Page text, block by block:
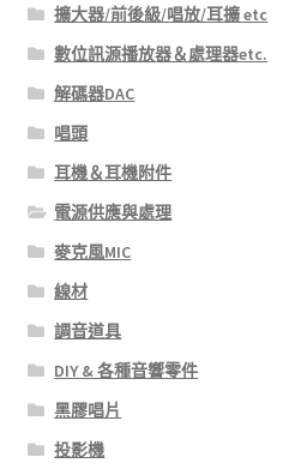
擴大器/前後級/唱放/耳擴 etc
數位訊源播放器＆處理器etc.
解碼器DAC
唱頭
耳機＆耳機附件
電源供應與處理
麥克風MIC
線材
調音道具
DIY & 各種音響零件
黑膠唱片
投影機